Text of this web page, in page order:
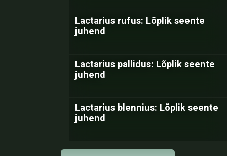
Lactarius rufus: Lõplik seente
juhend
Lactarius pallidus: Lõplik seente
juhend
Lactarius blennius: Lõplik seente
juhend